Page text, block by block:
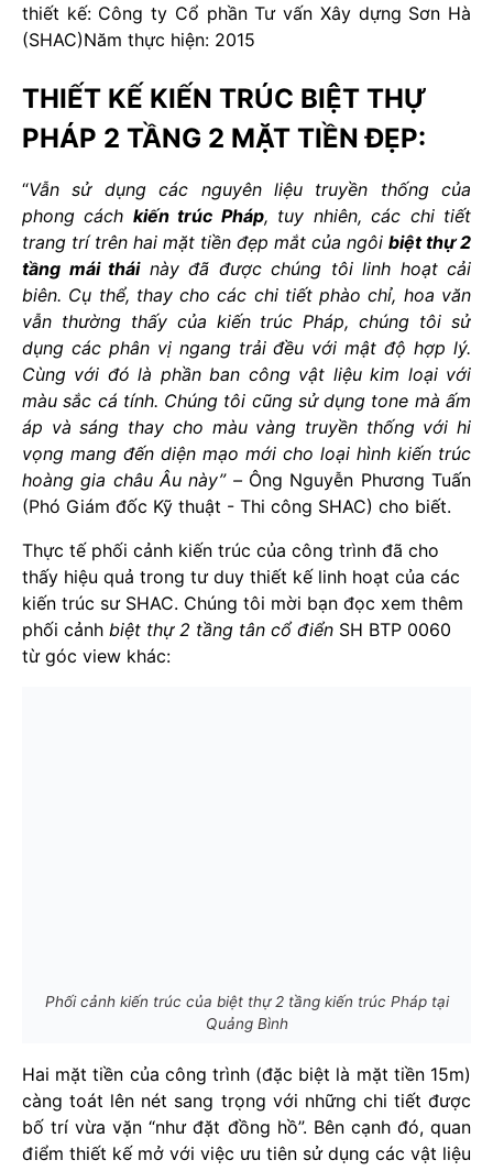
thiết kế: Công ty Cổ phần Tư vấn Xây dựng Sơn Hà
(SHAC)Năm thực hiện: 2015
THIẾT KẾ KIẾN TRÚC BIỆT THỰ
PHÁP 2 TẦNG 2 MẶT TIỀN ĐẸP:
“Vẫn sử dụng các nguyên liệu truyền thống của
phong cách kiến trúc Pháp, tuy nhiên, các chi tiết
trang trí trên hai mặt tiền đẹp mắt của ngôi biệt thự 2
tầng mái tháinày đã được chúng tôi linh hoạt cải
biên. Cụ thể, thay cho các chi tiết phào chỉ, hoa văn
vẫn thường thấy của kiến trúc Pháp, chúng tôi sử
dụng các phân vị ngang trải đều với mật độ hợp lý.
Cùng với đó là phần ban công vật liệu kim loại với
màu sắc cá tính. Chúng tôi cũng sử dụng tone mà ấm
áp và sáng thay cho màu vàng truyền thống với hi
vọng mang đến diện mạo mới cho loại hình kiến trúc
hoàng gia châu Âu này” – Ông Nguyễn Phương Tuấn
(Phó Giám đốc Kỹ thuật - Thi công SHAC) cho biết.
Thực tế phối cảnh kiến trúc của công trình đã cho
thấy hiệu quả trong tư duy thiết kế linh hoạt của các
kiến trúc sư SHAC. Chúng tôi mời bạn đọc xem thêm
phối cảnh biệt thự 2 tầng tân cổ điển SH BTP 0060
từ góc view khác:
Phối cảnh kiến trúc của biệt thự 2 tầng kiến trúc Pháp tại
Quảng Bình
Hai mặt tiền của công trình (đặc biệt là mặt tiền 15m)
càng toát lên nét sang trọng với những chi tiết được
bố trí vừa vặn “như đặt đồng hồ”. Bên cạnh đó, quan
điểm thiết kế mở với việc ưu tiên sử dụng các vật liệu